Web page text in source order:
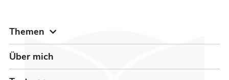
Themen
Über mich